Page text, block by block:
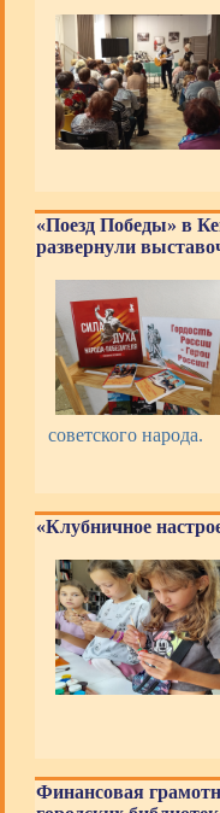
«Поезд Победы» в
развернули
советского народа.
«Клубничное
Финансовая